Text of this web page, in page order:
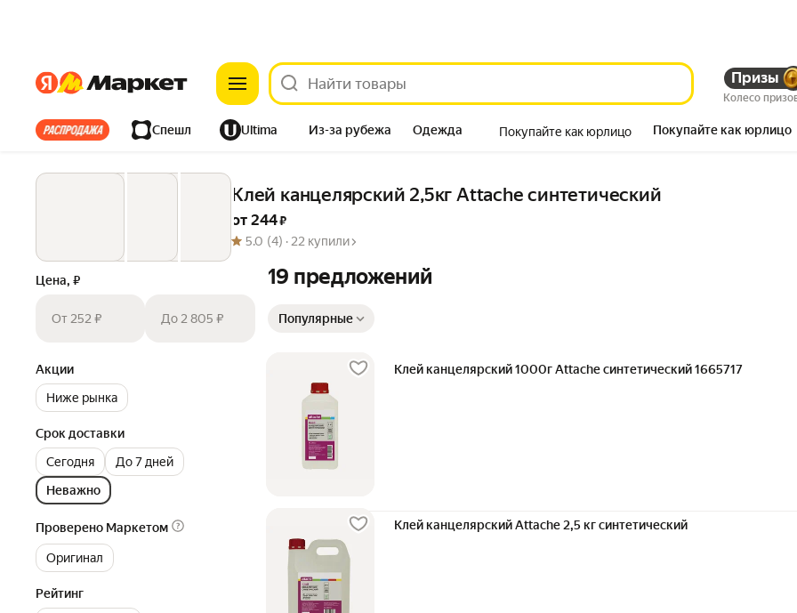
ЯндексЯндекс Призы
Колесо
Все хиты Спешл Ultima Из-за рубежа Одежда
Дом Ремонт Детям Красота
Покупайте как юрлицо Покупайте как юрлицо
Клей канцелярский 2,5кг Attache синтетический
от 244 ₽
5.0 (4) · 22 купили
Цена, ₽
От 252 ₽ До 2 805 ₽
Акции
Ниже рынка
Срок доставки
Сегодня
До 7 дней
Неважно
Проверено Маркетом
Оригинал
Рейтинг
19 предложений
Популярные
Клей канцелярский 1000г Attache синтетический 1665717
Клей канцелярский Attache 2,5 кг синтетический